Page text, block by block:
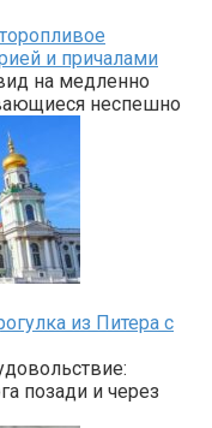
и причалами
на медленно
неспешно
из Питера с
позади и через